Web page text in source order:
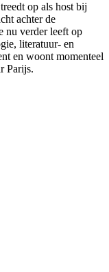
op als host bij
achter de
nu verder leeft op
literatuur- en
en woont momenteel
Parijs.